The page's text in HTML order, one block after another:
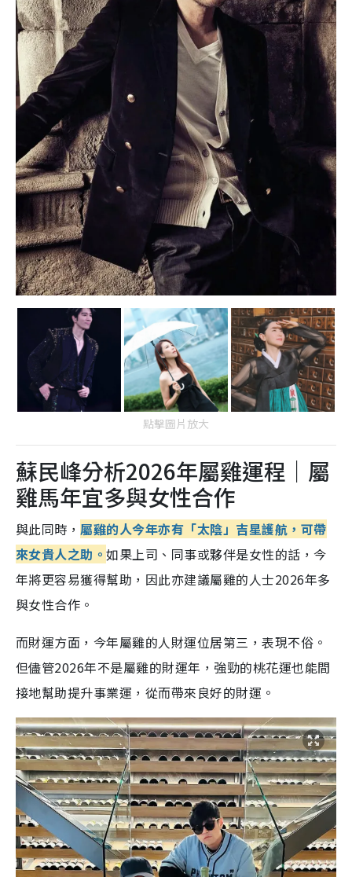
點擊圖片放大
蘇民峰分析2026年屬雞運程｜屬
雞馬年宜多與女性合作
與此同時，屬雞的人今年亦有「太陰」吉星護航，可帶
來女貴人之助。如果上司、同事或夥伴是女性的話，今
年將更容易獲得幫助，因此亦建議屬雞的人士2026年多
與女性合作。
而財運方面，今年屬雞的人財運位居第三，表現不俗。
但儘管2026年不是屬雞的財運年，強勁的桃花運也能間
接地幫助提升事業運，從而帶來良好的財運。